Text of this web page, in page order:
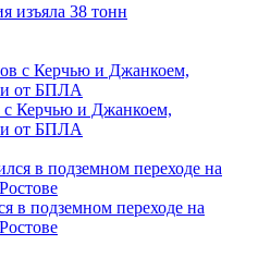
изъяла 38 тонн
с Керчью и Джанкоем,
от БПЛА
в подземном переходе на